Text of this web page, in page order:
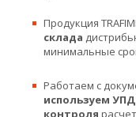
Продукция
склада
минимальные
Работаем с
используем УПД
контроля